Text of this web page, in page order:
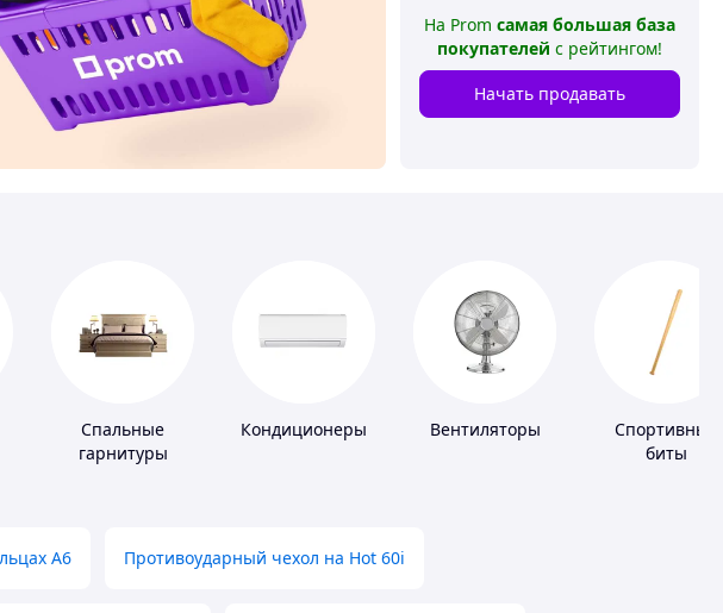
На Prom самая большая база
покупателей с рейтингом!
Начать продавать
Спальные
гарнитуры
Кондиционеры Вентиляторы
Спортивные
биты
А6 Противоударный чехол на Hot 60i